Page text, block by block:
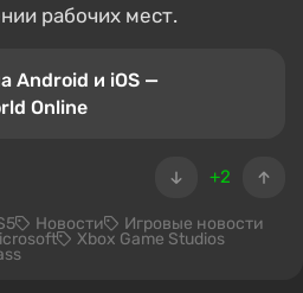
рабочих мест.
Android и iOS —
Online
+2
Новости Игровые новости
Xbox Game Studios